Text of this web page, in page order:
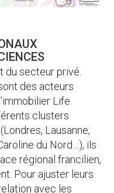
du secteur privé.
des acteurs
Life
clusters
Lausanne,
du Nord…), ils
régional francilien,
Pour ajuster leurs
avec les